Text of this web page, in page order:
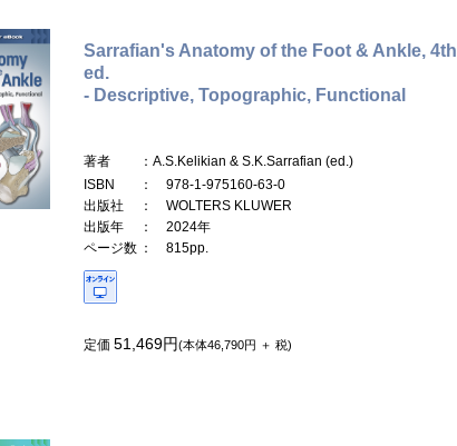
Sarrafian's Anatomy of the Foot & Ankle, 4th
ed.
- Descriptive, Topographic, Functional
著者
：A.S.Kelikian & S.K.Sarrafian (ed.)
ISBN
： 978-1-975160-63-0
出版社
： WOLTERS KLUWER
出版年
： 2024年
ページ数 ： 815pp.
定価 51,469円(本体46,790円 ＋ 税)